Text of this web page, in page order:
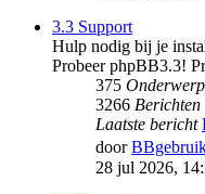
3.3 Support
Hulp nodig bij je
Probeer phpBB3.3!
375
3266 Berichten
Laatste bericht
door
28 jul 2026,